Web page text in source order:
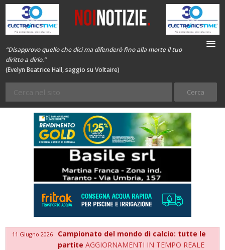
“Disapprovo quello che dici ma difenderò fino alla morte il tuo
diritto a dirlo.”
(Evelyn Beatrice Hall, saggio su Voltaire)
11 Giugno 2026
Campionato del mondo di calcio: tutte le
partiteAGGIORNAMENTI IN TEMPO REALE